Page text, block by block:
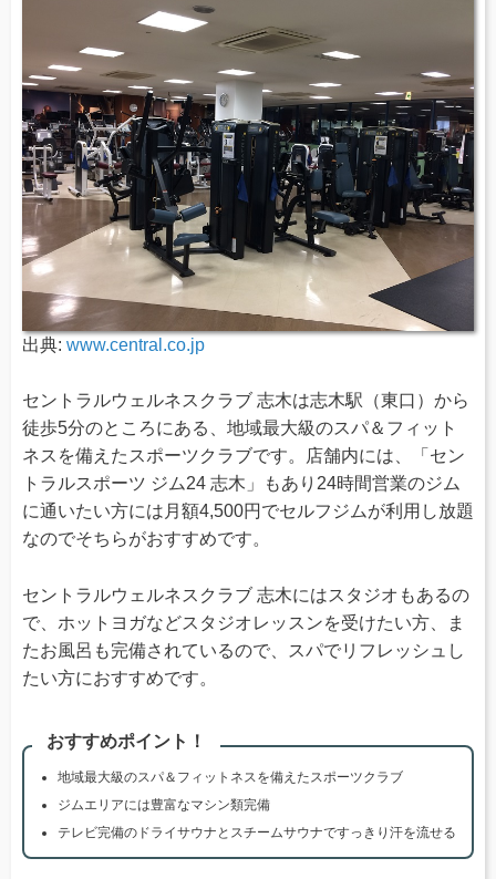
出典: www.central.co.jp
セントラルウェルネスクラブ 志木は志木駅（東口）から
徒歩5分のところにある、地域最大級のスパ＆フィット
ネスを備えたスポーツクラブです。店舗内には、「セン
トラルスポーツ ジム24 志木」もあり24時間営業のジム
に通いたい方には月額4,500円でセルフジムが利用し放題
なのでそちらがおすすめです。
セントラルウェルネスクラブ 志木にはスタジオもあるの
で、ホットヨガなどスタジオレッスンを受けたい方、ま
たお風呂も完備されているので、スパでリフレッシュし
たい方におすすめです。
おすすめポイント！
地域最大級のスパ＆フィットネスを備えたスポーツクラブ
ジムエリアには豊富なマシン類完備
テレビ完備のドライサウナとスチームサウナですっきり汗を流せる